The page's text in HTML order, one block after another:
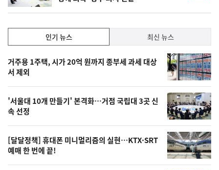
기,
최
신,
오
늘
의
영
상
인기 뉴스 최신 뉴스
기
뉴
스
거주용 1주택, 시가 20억 원까지 종부세 과세 대상
서 제외
'서울대 10개 만들기' 본격화…거점 국립대 3곳 신
속 선정
[달달정책] 휴대폰 미니멀리즘의 실현…KTX·SRT
예매 한 번에 끝!